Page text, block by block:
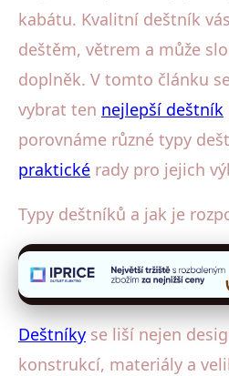
kabátu. Kvalitní deštník
deštěm, větrem a může
doplněk. V tomto článku
vybrat ten nejlepší deštník
porovnáme různé typy
praktické rady pro jejich
Typy deštníků a jak je
Deštníky se liší nejen
konstrukcí, materiály a